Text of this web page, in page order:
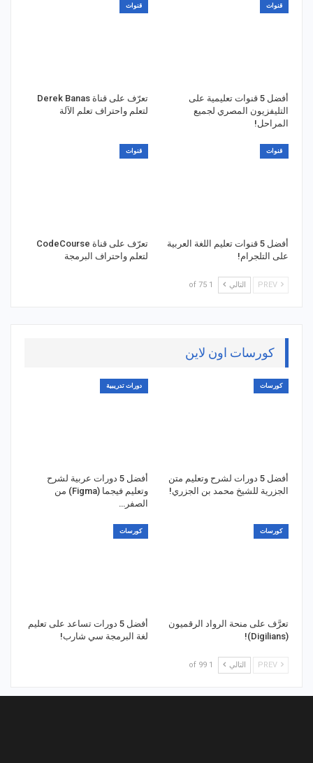
قنوات
أفضل 5 قنوات تعليمية على
التليفزيون المصري لجميع
المراحل!
قنوات
تعرّف على قناة Derek Banas
لتعلم واحتراف تعلم الآلة
قنوات
أفضل 5 قنوات تعليم اللغة العربية
على التلجرام!
قنوات
تعرّف على قناة CodeCourse
لتعلم واحتراف البرمجة
التالي 1 of 75
كورسات اون لاين
كورسات
أفضل 5 دورات لشرح وتعليم متن
الجزرية للشيخ محمد بن الجزري!
دورات تدريبية
أفضل 5 دورات عربية لشرح
وتعليم فيجما (Figma) من
الصفر…
كورسات
تعرَّف على منحة الرواد الرقميون
(Digilians)!
كورسات
أفضل 5 دورات تساعد على تعليم
لغة البرمجة سي شارب!
التالي 1 of 99